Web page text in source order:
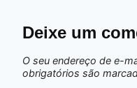
Deixe um
O seu endereço de e-
obrigatórios são